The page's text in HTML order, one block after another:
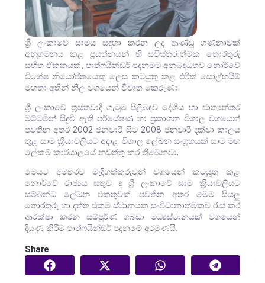
ශ්‍රී ලංකාවේ සාමය සඳහා කරන ලද ආණ්ඩු ගණනාවක්
අනුගමනය කළ ප්‍රයත්නයන් හි සවිස්තරාත්මක තොරතුරු
සහිත ඒකකයක්, පාත්ෆයින්ඩර් පදනමට අනුබද්ධිතව නෝර්වේ
විශේෂ නියෝජිතයෙකු ලෙස කටයුතු කළ එරික් සෝල්හයිම්
මහතා අතින් නිල වශයෙන් විවෘත කෙරුණා.
ශ්‍රී ලංකාවේ ත්‍රස්තවාදී ගැටුම පිළිබඳව දේශීය හා ජාත්‍යන්තර
මට්ටමින් සිදුවී ඇති පර්යේෂණ හා ප්‍රකාශන විශාල වශයෙන්
පවතින අතර 2002 ජනවාරි සිට 2008 ජනවාරි දක්වා කාලය
තුළ සාම ක්‍රියාවලියට අදාළ විශාල ලේඛන සංග්‍රහයක් සාම මහ
ලේකම් කාර්යාලයේ නඩත්තු කර තිබෙනවා.
මෙයට අමතරව මැදිහත්කරුවන් වශයෙන් කටයුතු කළ
නොර්වේ රාජ්‍යය සතුව ද ශ්‍රී ලංකාවේ සාම ක්‍රියාවලියට
සම්බන්ධ ලේඛන එකතුවක් පවතින අතර මෙම සියලු
තොරතුරු හා දත්ත එකම ස්ථානයක සංවිධානාත්මකව රැස් කර
ආරක්ෂා කරන සම්පූර්ණ ගබඩා මධ්‍යස්ථානයක් වශයෙන්
දියුණු කිරීම පාත්ෆයින්ඩර් පදනමේ අරමුණයි.
Share